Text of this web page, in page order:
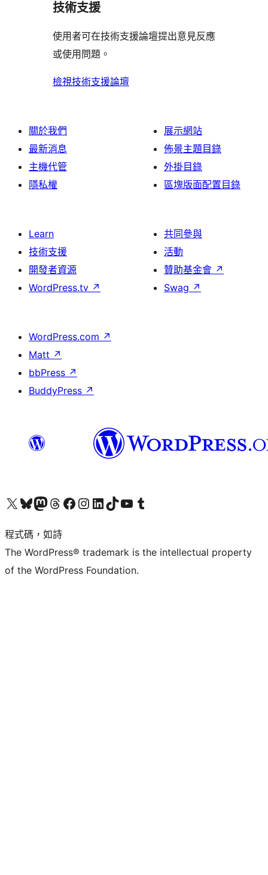
評
技術支援
使用者可在技術支援論壇提出意見反應
或使用問題。
檢視技術支援論壇
關於我們
最新消息
主機代管
隱私權
展示網站
佈景主題目錄
外掛目錄
區塊版面配置目錄
Learn
技術支援
開發者資源
WordPress.tv ↗
共同參與
活動
贊助基金會 ↗
Swag ↗
WordPress.com ↗
Matt ↗
bbPress ↗
BuddyPress ↗
查看我們的 X (之前的 Twitter) 帳號造訪我們的 Bluesky 帳號造訪我們的 Mastodon 帳號造訪我們的 Threads 帳號 造訪我們的 Facebook 粉絲專頁Visit our Instagram account
Visit our LinkedIn account
造訪我們的 TikTok 帳號Visit our YouTube channel
造訪我們的 Tumblr 帳號
程式碼，如詩
The WordPress® trademark is the intellectual property
of the WordPress Foundation.